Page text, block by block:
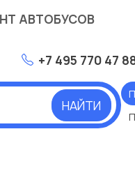
АВТОБУСОВ
+7 495 770 47
НАЙТИ